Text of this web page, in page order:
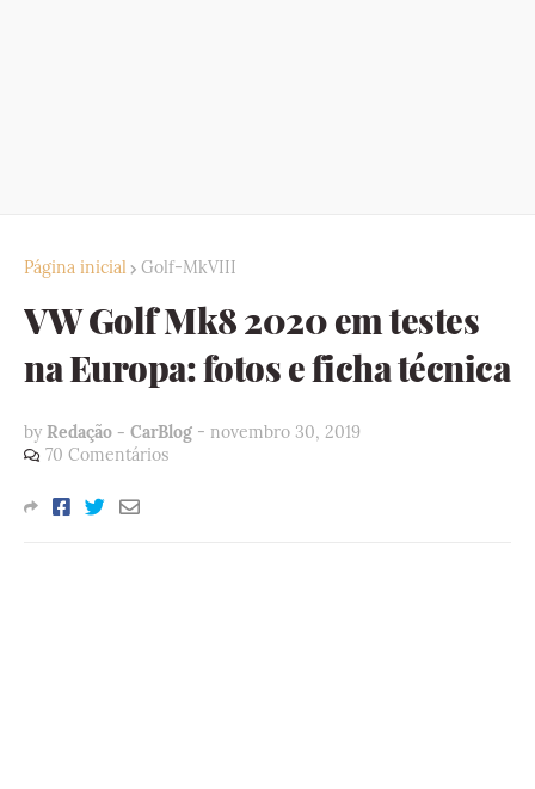
Página inicial Golf-MkVIII
VW Golf Mk8 2020 em testes
na Europa: fotos e ficha técnica
by Redação - CarBlog - novembro 30, 2019
70 Comentários